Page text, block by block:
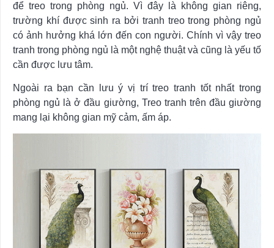
để treo trong phòng ngủ. Vì đây là không gian riêng,
trường khí được sinh ra bởi tranh treo trong phòng ngủ
có ảnh hưởng khá lớn đến con người. Chính vì vậy treo
tranh trong phòng ngủ là một nghệ thuật và cũng là yếu tố
cần được lưu tâm.
Ngoài ra bạn cần lưu ý vị trí treo tranh tốt nhất trong
phòng ngủ là ở đầu giường, Treo tranh trên đầu giường
mang lại không gian mỹ cảm, ấm áp.